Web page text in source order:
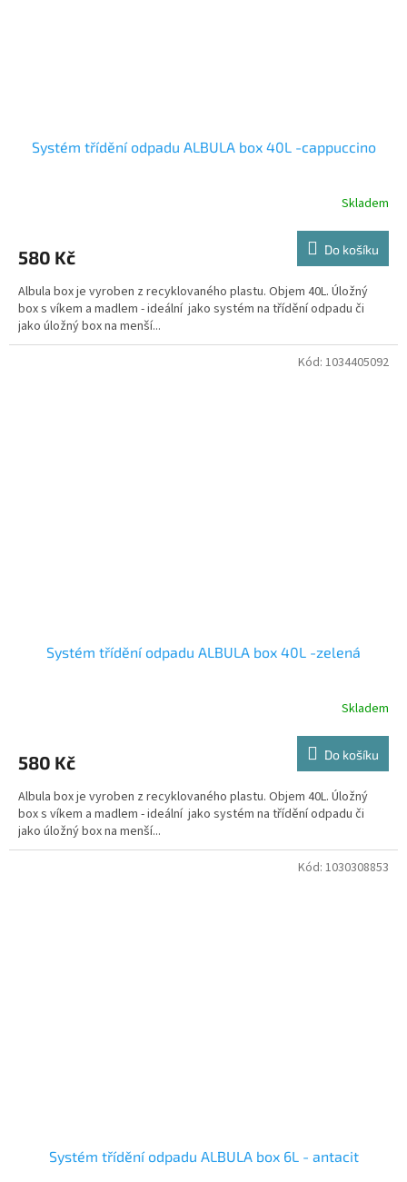
Systém třídění odpadu ALBULA box 40L -cappuccino
Skladem
580 Kč Do košíku
Albula box je vyroben z recyklovaného plastu. Objem 40L. Úložný
box s víkem a madlem - ideální jako systém na třídění odpadu či
jako úložný box na menší...
Systém třídění odpadu ALBULA box 40L -zelená
Skladem
580 Kč Do košíku
Albula box je vyroben z recyklovaného plastu. Objem 40L. Úložný
box s víkem a madlem - ideální jako systém na třídění odpadu či
jako úložný box na menší...
Kód: 1034405092
Systém třídění odpadu ALBULA box 6L - antacit
Kód: 1030308853